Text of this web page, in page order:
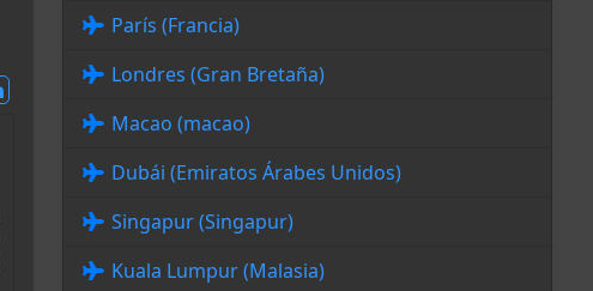
París (Francia)
Londres (Gran Bretaña)
Macao (macao)
Dubái (Emiratos Árabes Unidos)
Singapur (Singapur)
Kuala Lumpur (Malasia)